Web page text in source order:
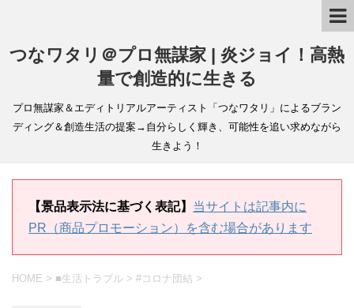
つなワタリ＠プロ無謀家 | 炎ジョイ！高熱
量で創造的に生きる
プロ無謀家＆エディトリアルアーティスト「つなワタリ」によるブラン
ディング＆創造生活の提案→自分らしく輝き、可能性を追い求めながら
生きよう！
【景品表示法に基づく表記】 当サイトは記事内に
PR（商品プロモーション）を含む場合があります
HOME > ■生活トラブル > #コロナ団結 >